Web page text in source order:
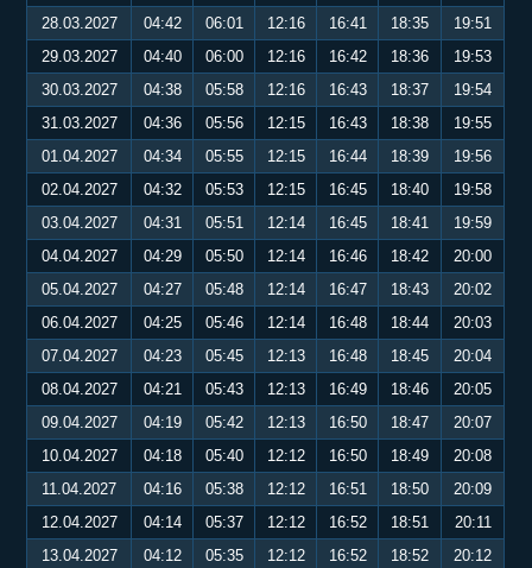
28.03.2027
04:42 06:01 12:16 16:41 18:35
19:51
29.03.2027
04:40 06:00 12:16 16:42 18:36
19:53
30.03.2027
04:38 05:58 12:16 16:43 18:37
19:54
31.03.2027
04:36 05:56 12:15 16:43 18:38
19:55
01.04.2027
04:34 05:55 12:15 16:44 18:39
19:56
02.04.2027
04:32 05:53 12:15 16:45 18:40
19:58
03.04.2027
04:31 05:51 12:14 16:45 18:41
19:59
04.04.2027
04:29 05:50 12:14 16:46 18:42
20:00
05.04.2027
04:27 05:48 12:14 16:47 18:43
20:02
06.04.2027
04:25 05:46 12:14 16:48 18:44
20:03
07.04.2027
04:23 05:45 12:13 16:48 18:45
20:04
08.04.2027
04:21 05:43 12:13 16:49 18:46
20:05
09.04.2027
04:19 05:42 12:13 16:50 18:47
20:07
10.04.2027
04:18 05:40 12:12 16:50 18:49
20:08
11.04.2027
04:16 05:38 12:12 16:51 18:50
20:09
12.04.2027
04:14 05:37 12:12 16:52 18:51
20:11
13.04.2027
04:12 05:35 12:12 16:52 18:52 20:12